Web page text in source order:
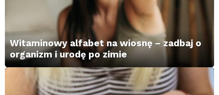
Witaminowy alfabet na wiosnę – zadbaj o
organizm i urodę po zimie